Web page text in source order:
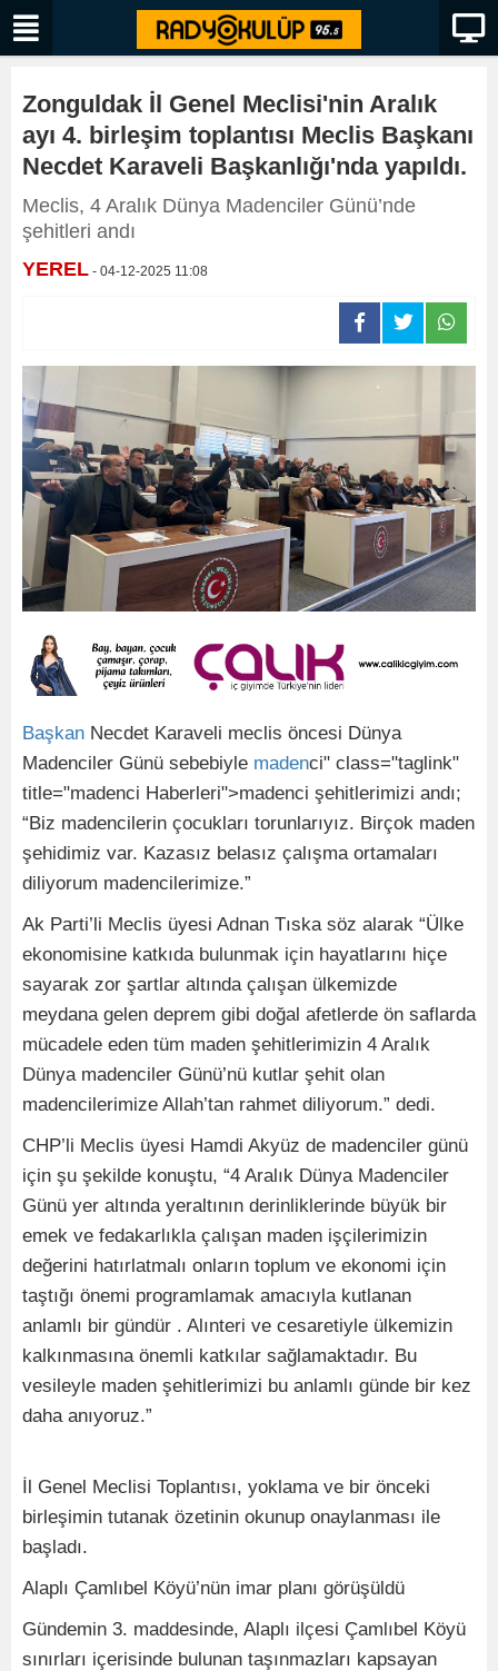
Zonguldak İl Genel Meclisi'nin Aralık
ayı 4. birleşim toplantısı Meclis Başkanı
Necdet Karaveli Başkanlığı'nda yapıldı.
Meclis, 4 Aralık Dünya Madenciler Günü’nde
şehitleri andı
YEREL - 04-12-2025 11:08
Başkan Necdet Karaveli meclis öncesi Dünya
Madenciler Günü sebebiyle madenci" class="taglink"
title="madenci Haberleri">madenci şehitlerimizi andı;
“Biz madencilerin çocukları torunlarıyız. Birçok maden
şehidimiz var. Kazasız belasız çalışma ortamaları
diliyorum madencilerimize.”
Ak Parti’li Meclis üyesi Adnan Tıska söz alarak “Ülke
ekonomisine katkıda bulunmak için hayatlarını hiçe
sayarak zor şartlar altında çalışan ülkemizde
meydana gelen deprem gibi doğal afetlerde ön saflarda
mücadele eden tüm maden şehitlerimizin 4 Aralık
Dünya madenciler Günü’nü kutlar şehit olan
madencilerimize Allah’tan rahmet diliyorum.” dedi.
CHP’li Meclis üyesi Hamdi Akyüz de madenciler günü
için şu şekilde konuştu, “4 Aralık Dünya Madenciler
Günü yer altında yeraltının derinliklerinde büyük bir
emek ve fedakarlıkla çalışan maden işçilerimizin
değerini hatırlatmalı onların toplum ve ekonomi için
taştığı önemi programlamak amacıyla kutlanan
anlamlı bir gündür . Alınteri ve cesaretiyle ülkemizin
kalkınmasına önemli katkılar sağlamaktadır. Bu
vesileyle maden şehitlerimizi bu anlamlı günde bir kez
daha anıyoruz.”
İl Genel Meclisi Toplantısı, yoklama ve bir önceki
birleşimin tutanak özetinin okunup onaylanması ile
başladı.
Alaplı Çamlıbel Köyü’nün imar planı görüşüldü
Gündemin 3. maddesinde, Alaplı ilçesi Çamlıbel Köyü
sınırları içerisinde bulunan taşınmazları kapsayan